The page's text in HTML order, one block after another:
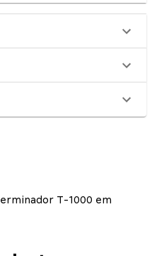
T-1000 em